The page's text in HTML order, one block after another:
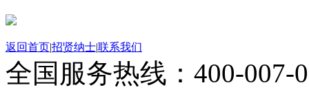
返回首页|招贤纳士|联系我们
全国服务热线： 400-007-